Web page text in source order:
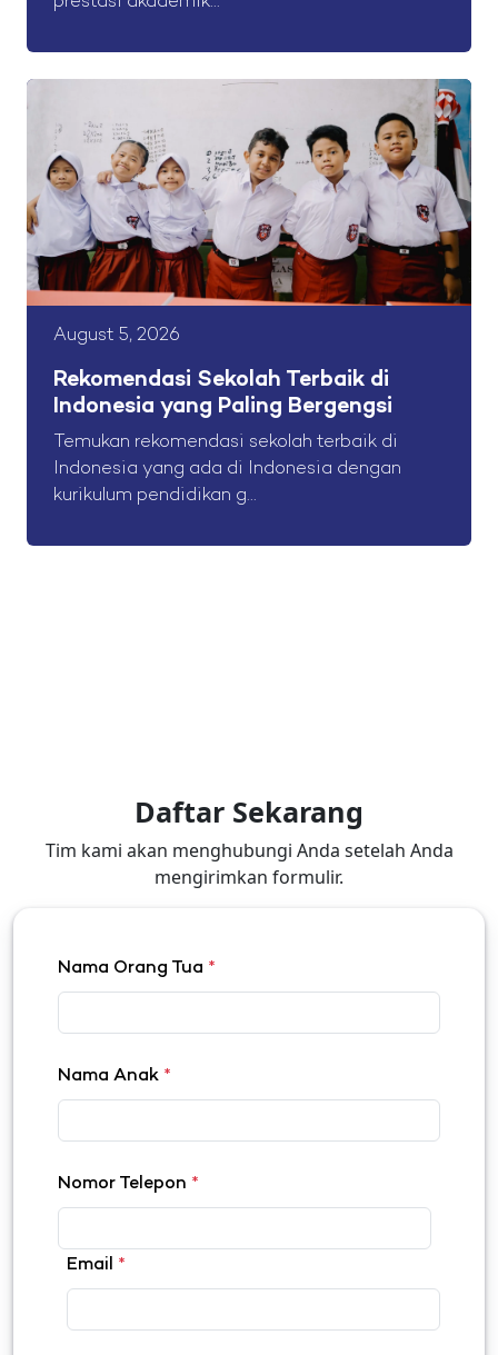
August 5, 2026
Rekomendasi Sekolah Terbaik di
Indonesia yang Paling Bergengsi
Temukan rekomendasi sekolah terbaik di
Indonesia yang ada di Indonesia dengan
kurikulum pendidikan g...
Daftar Sekarang
Tim kami akan menghubungi Anda setelah Anda
mengirimkan formulir.
Nama Orang Tua *
Nama Anak *
Nomor Telepon *
Email *